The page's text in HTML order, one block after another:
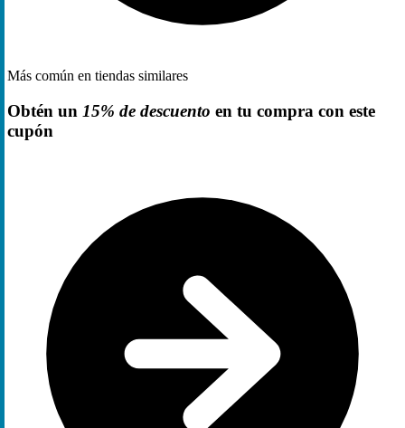
Más común en tiendas similares
Obtén un 15% de descuento en tu compra con este
cupón